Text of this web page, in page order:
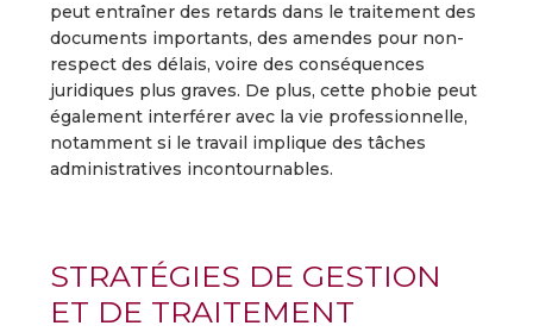
peut entraîner des retards dans le traitement des
documents importants, des amendes pour non-
respect des délais, voire des conséquences
juridiques plus graves. De plus, cette phobie peut
également interférer avec la vie professionnelle,
notamment si le travail implique des tâches
administratives incontournables.
STRATÉGIES DE GESTION
ET DE TRAITEMENT